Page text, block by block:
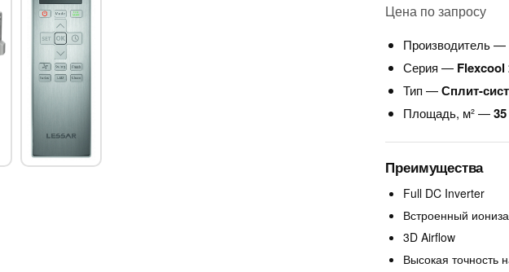
Цена по запросу
Производитель —
Серия — Flexcool
Тип —Сплит-
Площадь, м² —35
Преимущества
Full DC Inverter
Встроенный
3D Airflow
Высокая точность